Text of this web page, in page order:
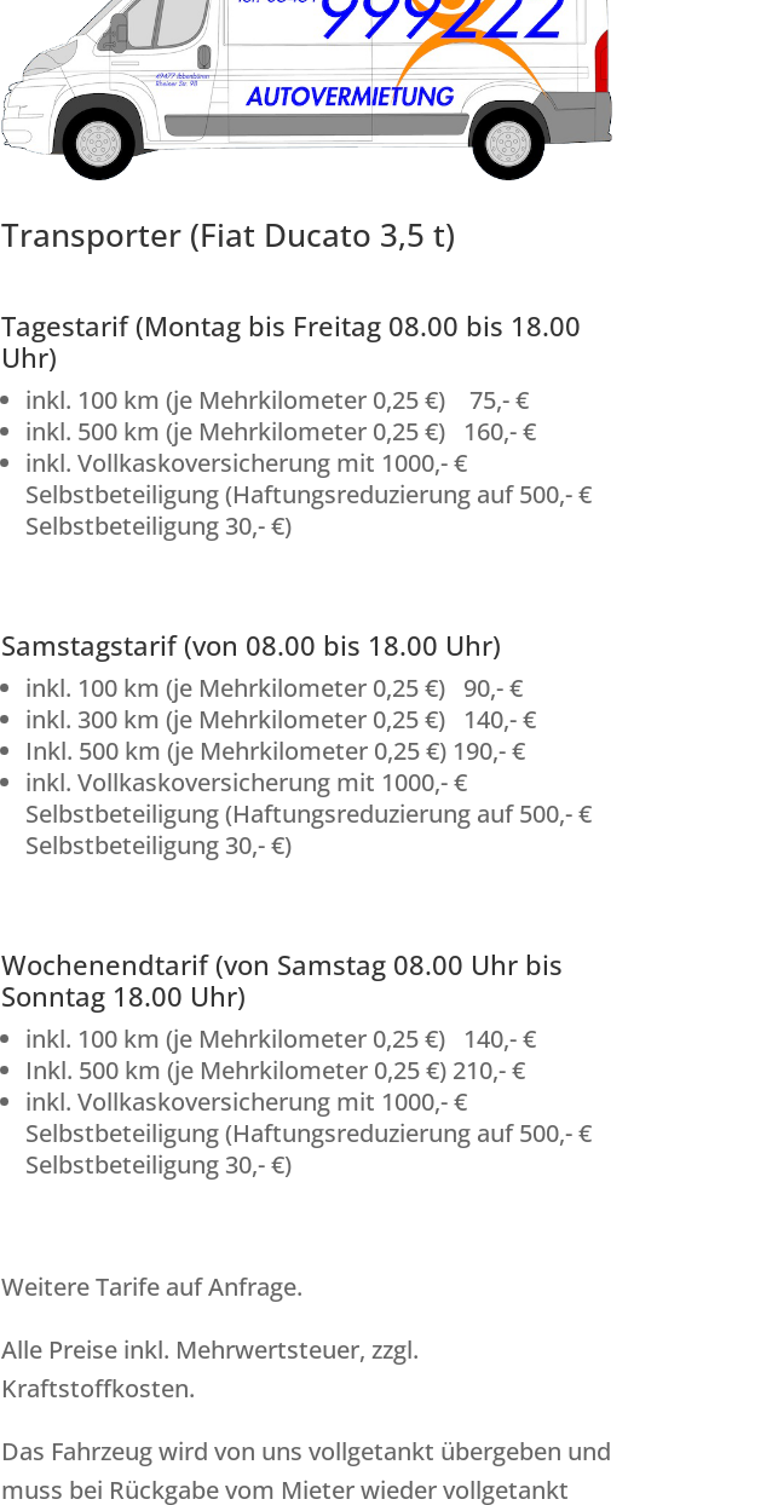
Transporter (Fiat Ducato 3,5 t)
Tagestarif (Montag bis Freitag 08.00 bis 18.00
Uhr)
inkl. 100 km (je Mehrkilometer 0,25 €) 75,- €
inkl. 500 km (je Mehrkilometer 0,25 €) 160,- €
inkl. Vollkaskoversicherung mit 1000,- €
Selbstbeteiligung (Haftungsreduzierung auf 500,- €
Selbstbeteiligung 30,- €)
Samstagstarif (von 08.00 bis 18.00 Uhr)
inkl. 100 km (je Mehrkilometer 0,25 €) 90,- €
inkl. 300 km (je Mehrkilometer 0,25 €) 140,- €
Inkl. 500 km (je Mehrkilometer 0,25 €) 190,- €
inkl. Vollkaskoversicherung mit 1000,- €
Selbstbeteiligung (Haftungsreduzierung auf 500,- €
Selbstbeteiligung 30,- €)
Wochenendtarif (von Samstag 08.00 Uhr bis
Sonntag 18.00 Uhr)
inkl. 100 km (je Mehrkilometer 0,25 €) 140,- €
Inkl. 500 km (je Mehrkilometer 0,25 €) 210,- €
inkl. Vollkaskoversicherung mit 1000,- €
Selbstbeteiligung (Haftungsreduzierung auf 500,- €
Selbstbeteiligung 30,- €)
Weitere Tarife auf Anfrage.
Alle Preise inkl. Mehrwertsteuer, zzgl.
Kraftstoffkosten.
Das Fahrzeug wird von uns vollgetankt übergeben und
muss bei Rückgabe vom Mieter wieder vollgetankt